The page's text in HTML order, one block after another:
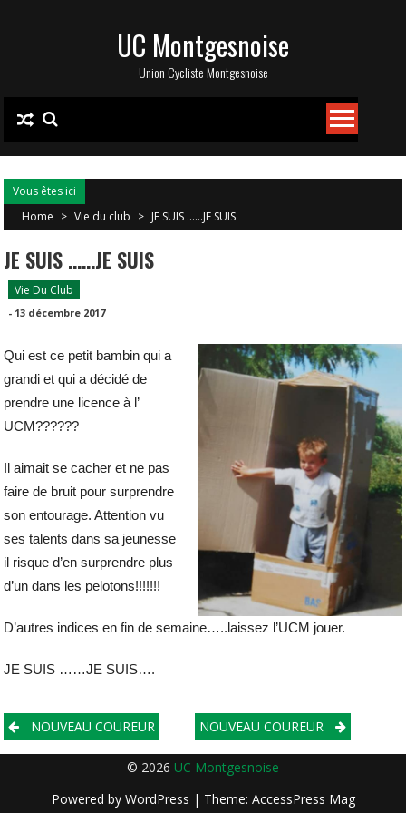
UC Montgesnoise
Union Cycliste Montgesnoise
Vous êtes ici
Home > Vie du club > JE SUIS ……JE SUIS
JE SUIS ……JE SUIS
Vie Du Club
- 13 décembre 2017
Qui est ce petit bambin qui a
grandi et qui a décidé de
prendre une licence à l’
UCM??????
Il aimait se cacher et ne pas
faire de bruit pour surprendre
son entourage. Attention vu
ses talents dans sa jeunesse
il risque d’en surprendre plus
d’un dans les pelotons!!!!!!!
D’autres indices en fin de semaine…..laissez l’UCM jouer.
JE SUIS ……JE SUIS….
Post
navigation
NOUVEAU COUREUR NOUVEAU COUREUR
© 2026 UC Montgesnoise
Powered by WordPress | Theme: AccessPress Mag